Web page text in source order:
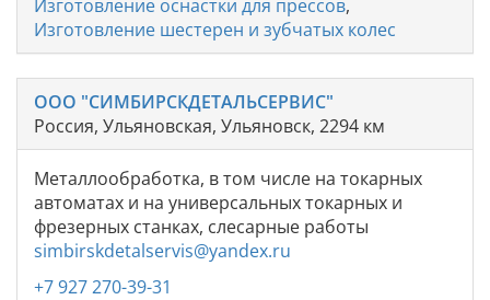
Изготовление оснастки для прессов,
Изготовление шестерен и зубчатых колес
ООО "СИМБИРСКДЕТАЛЬСЕРВИС"
Россия, Ульяновская, Ульяновск, 2294 км
Металлообработка, в том числе на токарных
автоматах и на универсальных токарных и
фрезерных станках, слесарные работы
simbirskdetalservis@yandex.ru
+7 927 270-39-31